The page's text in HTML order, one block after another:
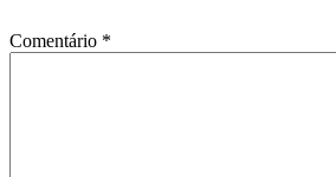
Comentário *